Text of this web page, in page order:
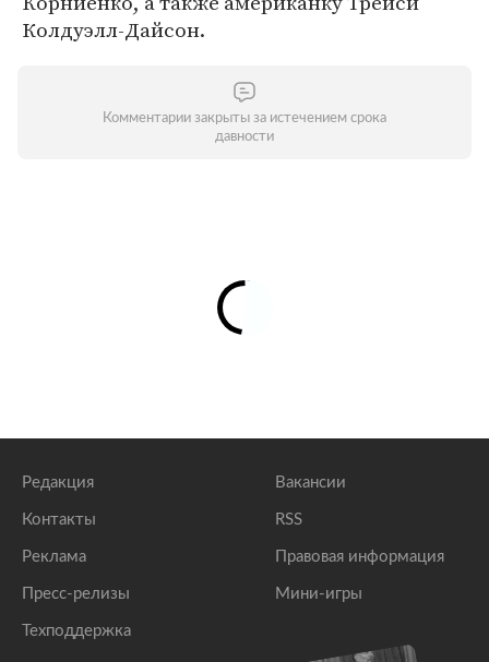
Колдуэлл-Дайсон.
Комментарии закрыты за истечением срока
давности
Редакция
Контакты
Реклама
Пресс-релизы
Техподдержка
Вакансии
RSS
Правовая информация
Мини-игры